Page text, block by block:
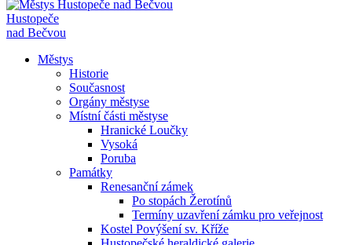
Hustopeče
nad Bečvou
Městys
Historie
Současnost
Orgány městyse
Místní části městyse
Hranické Loučky
Vysoká
Poruba
Památky
Renesanční zámek
Po stopách Žerotínů
Termíny uzavření zámku pro veřejnost
Kostel Povýšení sv. Kříže